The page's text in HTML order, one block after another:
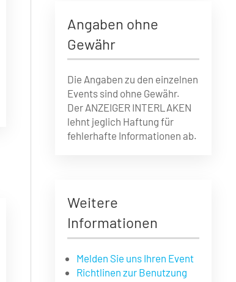
Angaben ohne
Gewähr
Die Angaben zu den einzelnen
Events sind ohne Gewähr.
Der ANZEIGER INTERLAKEN
lehnt jeglich Haftung für
fehlerhafte Informationen ab.
Weitere
Informationen
Melden Sie uns Ihren Event
Richtlinen zur Benutzung